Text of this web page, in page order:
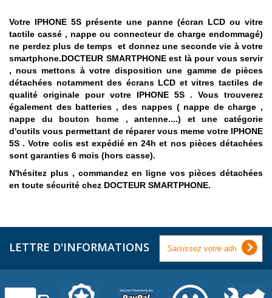
Votre IPHONE 5S présente une panne (écran LCD ou vitre
tactile cassé , nappe ou connecteur de charge endommagé)
ne perdez plus de temps et donnez une seconde vie à votre
smartphone.DOCTEUR SMARTPHONE est là pour vous servir
, nous mettons à votre disposition une gamme de pièces
détachées notamment des écrans LCD et vitres tactiles de
qualité originale pour votre IPHONE 5S . Vous trouverez
également des batteries , des nappes ( nappe de charge ,
nappe du bouton home , antenne....) et une catégorie
d'outils vous permettant de réparer vous meme votre IPHONE
5S . Votre colis est expédié en 24h et nos pièces détachées
sont garanties 6 mois (hors casse).
N'hésitez plus , commandez en ligne vos pièces détachées
en toute sécurité chez DOCTEUR SMARTPHONE.
LETTRE D'INFORMATIONS